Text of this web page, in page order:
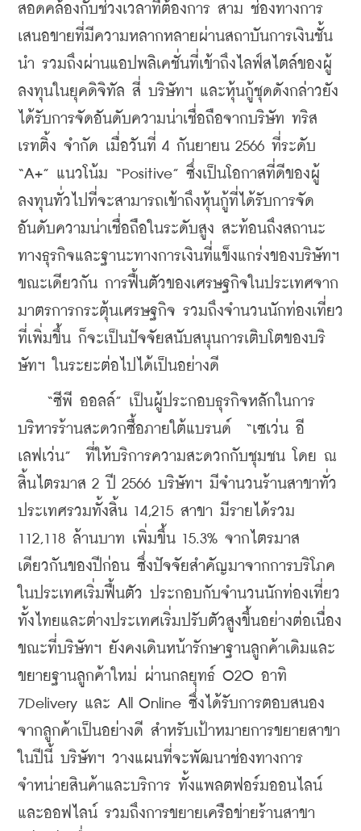
สอดคล้องกับช่วงเวลาที่ต้องการ สาม ช่องทางการ
เสนอขายที่มีความหลากหลายผ่านสถาบันการเงินชั้น
นำ รวมถึงผ่านแอปพลิเคชั่นที่เข้าถึงไลฟ์สไตล์ของผู้
ลงทุนในยุคดิจิทัล สี่ บริษัทฯ และหุ้นกู้ชุดดังกล่าวยัง
ได้รับการจัดอันดับความน่าเชื่อถือจากบริษัท ทริส
เรทติ้ง จำกัด เมื่อวันที่ 4 กันยายน 2566 ที่ระดับ
“A+” แนวโน้ม “Positive” ซึ่งเป็นโอกาสที่ดีของผู้
ลงทุนทั่วไปที่จะสามารถเข้าถึงหุ้นกู้ที่ได้รับการจัด
อันดับความน่าเชื่อถือในระดับสูง สะท้อนถึงสถานะ
ทางธุรกิจและฐานะทางการเงินที่แข็งแกร่งของบริษัทฯ
ขณะเดียวกัน การฟื้นตัวของเศรษฐกิจในประเทศจาก
มาตรการกระตุ้นเศรษฐกิจ รวมถึงจำนวนนักท่องเที่ยว
ที่เพิ่มขึ้น ก็จะเป็นปัจจัยสนับสนุนการเติบโตของบริ
ษัทฯ ในระยะต่อไปได้เป็นอย่างดี
“ซีพี ออลล์” เป็นผู้ประกอบธุรกิจหลักในการ
บริหารร้านสะดวกซื้อภายใต้แบรนด์  “เซเว่น อี
เลฟเว่น”  ที่ให้บริการความสะดวกกับชุมชน โดย ณ
สิ้นไตรมาส 2 ปี 2566 บริษัทฯ มีจำนวนร้านสาขาทั่ว
ประเทศรวมทั้งสิ้น 14,215 สาขา มีรายได้รวม
112,118 ล้านบาท เพิ่มขึ้น 15.3% จากไตรมาส
เดียวกันของปีก่อน ซึ่งปัจจัยสำคัญมาจากการบริโภค
ในประเทศเริ่มฟื้นตัว ประกอบกับจำนวนนักท่องเที่ยว
ทั้งไทยและต่างประเทศเริ่มปรับตัวสูงขึ้นอย่างต่อเนื่อง
ขณะที่บริษัทฯ ยังคงเดินหน้ารักษาฐานลูกค้าเดิมและ
ขยายฐานลูกค้าใหม่ ผ่านกลยุทธ์ O2O อาทิ
7Delivery และ All Online ซึ่งได้รับการตอบสนอง
จากลูกค้าเป็นอย่างดี สำหรับเป้าหมายการขยายสาขา
ในปีนี้ บริษัทฯ วางแผนที่จะพัฒนาช่องทางการ
จำหน่ายสินค้าและบริการ ทั้งแพลตฟอร์มออนไลน์
และออฟไลน์ รวมถึงการขยายเครือข่ายร้านสาขา